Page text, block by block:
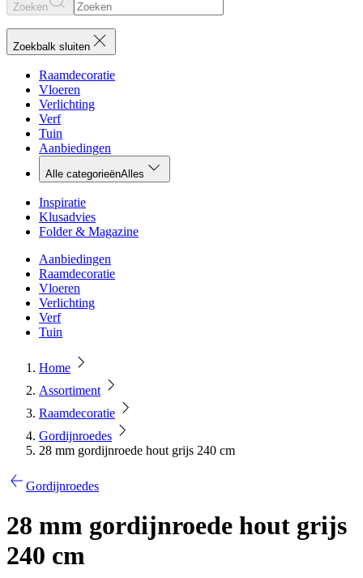
Zoeken
Zoekbalk sluiten
Raamdecoratie
Vloeren
Verlichting
Verf
Tuin
Aanbiedingen
Alle categorieënAlles
Inspiratie
Klusadvies
Folder & Magazine
Aanbiedingen
Raamdecoratie
Vloeren
Verlichting
Verf
Tuin
Home
Assortiment
Raamdecoratie
Gordijnroedes
28 mm gordijnroede hout grijs 240 cm
Gordijnroedes
28 mm gordijnroede hout grijs
240 cm